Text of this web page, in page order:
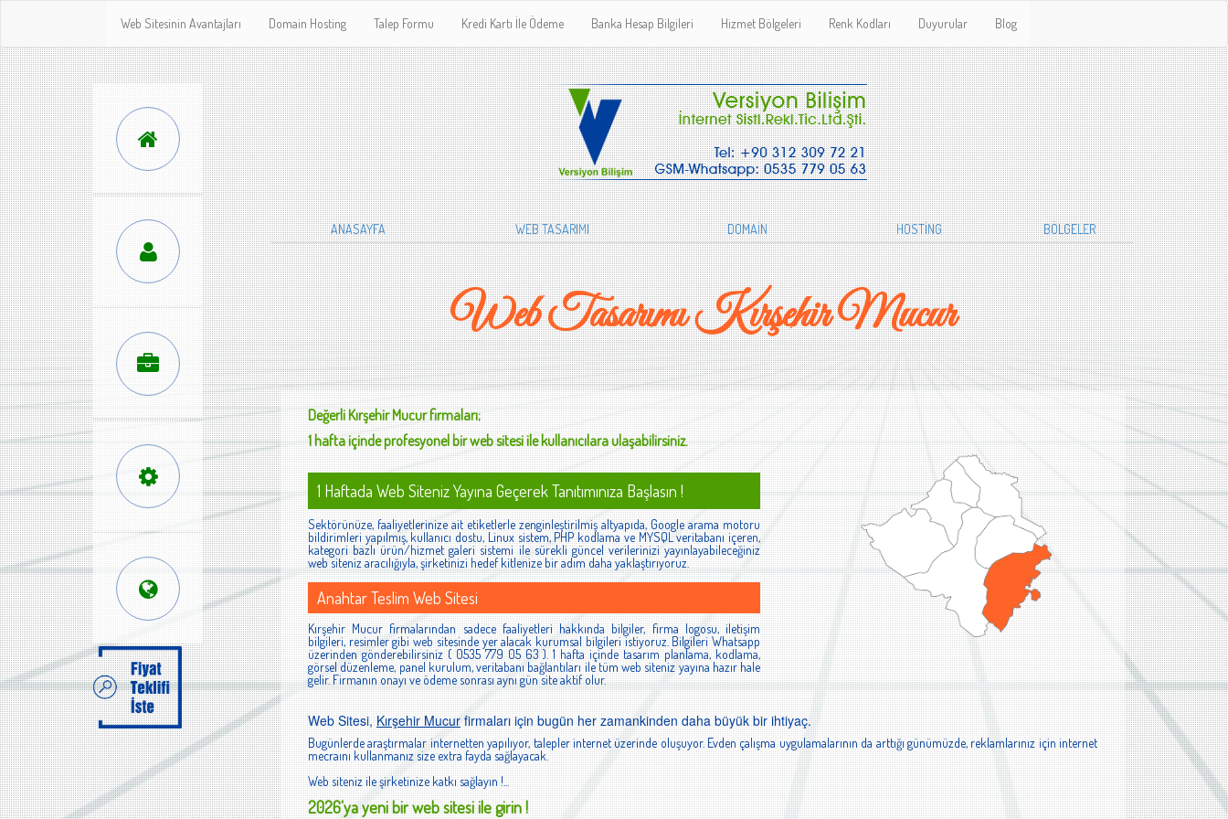
Web Sitesinin Avantajları Domain Hosting Talep Formu Kredi Kartı İle Ödeme Banka Hesap Bilgileri Hizmet Bölgeleri Renk Kodları Duyurular Blog
ANASAYFA WEB TASARIMI DOMAİN HOSTİNG BÖLGELER
Web Tasarımı Kırşehir Mucur
DeğerliKırşehir Mucurfirmaları;
1 hafta içinde profesyonel bir web sitesi ile kullanıcılara ulaşabilirsiniz.
1 Haftada Web Siteniz Yayına Geçerek Tanıtımınıza Başlasın !
Sektörünüze, faaliyetlerinize ait etiketlerle zenginleştirilmiş altyapıda, Google arama motoru
bildirimleri yapılmış, kullanıcı dostu, Linux sistem, PHP kodlama ve MYSQL veritabanı içeren,
kategori bazlı ürün/hizmet galeri sistemi ile sürekli güncel verilerinizi yayınlayabileceğiniz
web siteniz aracılığıyla, şirketinizi hedef kitlenize bir adım daha yaklaştırıyoruz.
Anahtar Teslim Web Sitesi
Kırşehir Mucur firmalarından sadece faaliyetleri hakkında bilgiler, firma logosu, iletişim
bilgileri, resimler gibi web sitesinde yer alacak kurumsal bilgileri istiyoruz. Bilgileri Whatsapp
üzerinden gönderebilirsiniz ( 0535 779 05 63 ). 1 hafta içinde tasarım planlama, kodlama,
görsel düzenleme, panel kurulum, veritabanı bağlantıları ile tüm web siteniz yayına hazır hale
gelir. Firmanın onayı ve ödeme sonrası aynı gün site aktif olur.
Web Sitesi,Kırşehir Mucurfirmaları için bugün her zamankinden daha büyük bir ihtiyaç.
Bugünlerde araştırmalar internetten yapılıyor, talepler internet üzerinde oluşuyor. Evden çalışma uygulamalarının da arttığı günümüzde, reklamlarınız için internet
mecraını kullanmanız size extra fayda sağlayacak.
Web siteniz ile şirketinize katkı sağlayın !...
2026'ya yeni bir web sitesi ile girin !